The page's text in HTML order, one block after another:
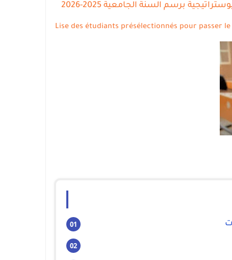
برسم السنة الجامعية 2025-2026
Lise des étudiants présélectionnés pour passer